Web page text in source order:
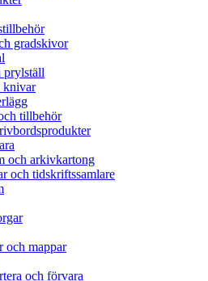
gradskivor
prylställ
knivar
tillbehör
och arkivkartong
och tidskriftssamlare
och mappar
och förvara